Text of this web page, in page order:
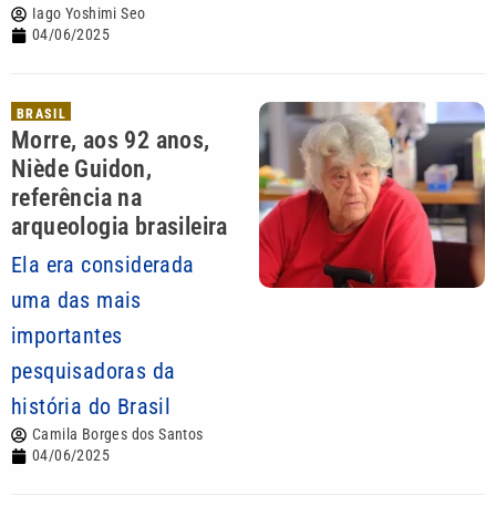
Iago Yoshimi Seo
04/06/2025
BRASIL
Morre, aos 92 anos,
Niède Guidon,
referência na
arqueologia brasileira
Ela era considerada
uma das mais
importantes
pesquisadoras da
história do Brasil
Camila Borges dos Santos
04/06/2025